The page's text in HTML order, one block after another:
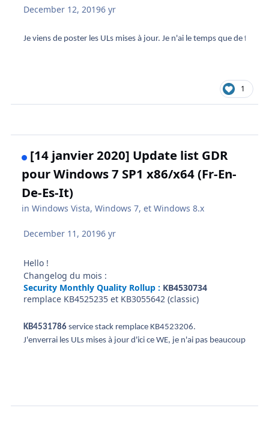
December 12, 20196 yr
Je viens de poster les ULs mises à jour. Je n'ai le temps que de faire
1
[14 janvier 2020] Update list GDR
pour Windows 7 SP1 x86/x64 (Fr-En-
De-Es-It)
inWindows Vista, Windows 7, et Windows 8.x
December 11, 20196 yr
Hello !
Changelog du mois :
Security Monthly Quality Rollup : KB4530734
remplace KB4525235 et KB3055642 (classic)
KB4531786 service stack remplace KB4523206.
J'enverrai les ULs mises à jour d'ici ce WE, je n'ai pas beaucoup de